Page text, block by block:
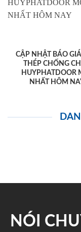
CẬP NHẬT BÁO
THÉP CHỐNG
HUYPHATDOOR
NHẤT HÔM
NÓI